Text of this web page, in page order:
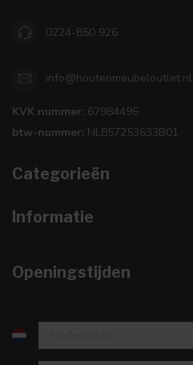
0224-850 926
info@houtenmeubeloutlet.nl
KVK nummer: 67984495
btw-nummer: NL857253633B01
Categorieën
Informatie
Openingstijden